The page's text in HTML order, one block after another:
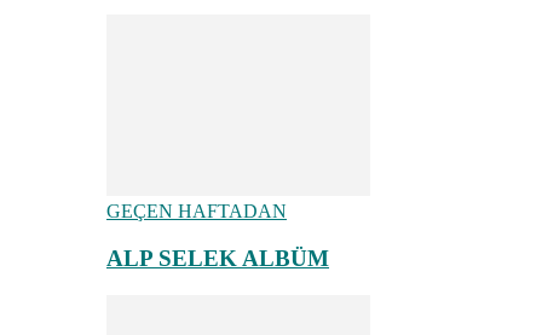
GEÇEN HAFTADAN
ALP SELEK ALBÜM